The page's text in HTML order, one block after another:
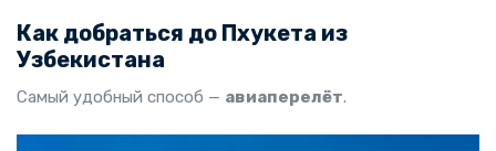
Как добраться до Пхукета из
Узбекистана
Самый удобный способ — авиаперелёт.